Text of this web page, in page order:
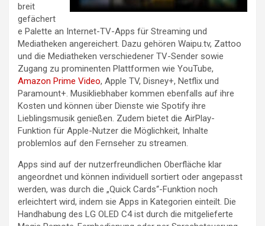
breit
gefächert
e Palette an Internet-TV-Apps für Streaming und
Mediatheken angereichert. Dazu gehören Waipu.tv, Zattoo
und die Mediatheken verschiedener TV-Sender sowie
Zugang zu prominenten Plattformen wie YouTube,
Amazon Prime Video, Apple TV, Disney+, Netflix und
Paramount+. Musikliebhaber kommen ebenfalls auf ihre
Kosten und können über Dienste wie Spotify ihre
Lieblingsmusik genießen. Zudem bietet die AirPlay-
Funktion für Apple-Nutzer die Möglichkeit, Inhalte
problemlos auf den Fernseher zu streamen.
Apps sind auf der nutzerfreundlichen Oberfläche klar
angeordnet und können individuell sortiert oder angepasst
werden, was durch die „Quick Cards“-Funktion noch
erleichtert wird, indem sie Apps in Kategorien einteilt. Die
Handhabung des LG OLED C4 ist durch die mitgelieferte